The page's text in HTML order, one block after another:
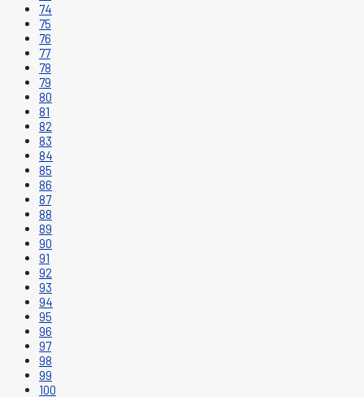
74
75
76
77
78
79
80
81
82
83
84
85
86
87
88
89
90
91
92
93
94
95
96
97
98
99
100